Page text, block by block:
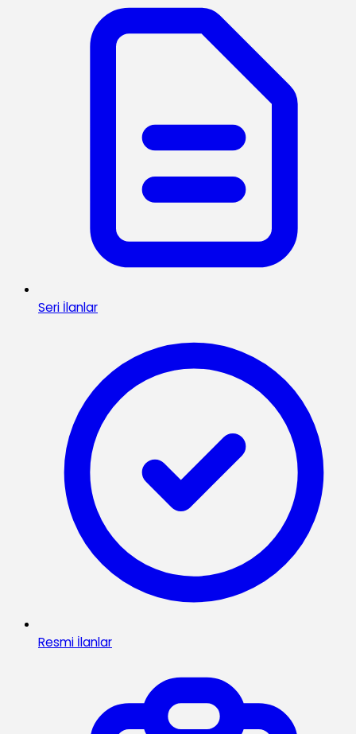
Seri İlanlar
Resmi İlanlar